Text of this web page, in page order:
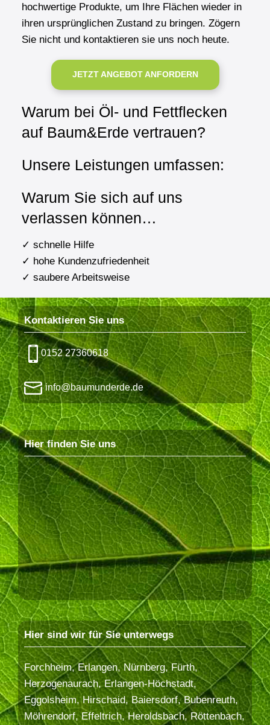
hochwertige Produkte, um Ihre Flächen wieder in
ihren ursprünglichen Zustand zu bringen. Zögern
Sie nicht und kontaktieren sie uns noch heute.
JETZT ANGEBOT ANFORDERN
Warum bei Öl- und Fettflecken
auf Baum&Erde vertrauen?
Unsere Leistungen umfassen:
Warum Sie sich auf uns
verlassen können…
✓ schnelle Hilfe
✓ hohe Kundenzufriedenheit
✓ saubere Arbeitsweise
Kontaktieren Sie uns
0152 27360618
info@baumunderde.de
Hier finden Sie uns
Hier sind wir für Sie unterwegs
Forchheim, Erlangen, Nürnberg, Fürth,
Herzogenaurach, Erlangen-Höchstadt,
Eggolsheim, Hirschaid, Baiersdorf, Bubenreuth,
Möhrendorf, Effeltrich, Heroldsbach, Röttenbach,